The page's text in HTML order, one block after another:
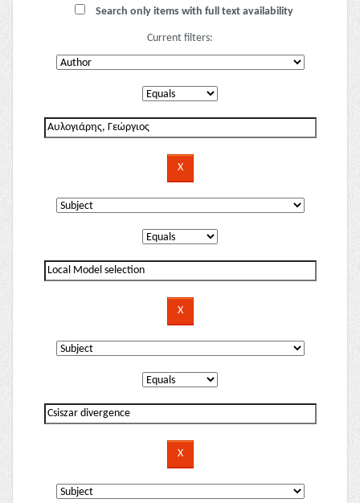
Search only items with full text availability
Current filters: